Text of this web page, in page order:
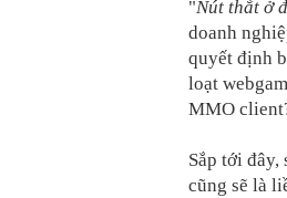
"Nút thắt ở
doanh
quyết định
loạt
MMO
Sắp tới đây,
cũng sẽ là